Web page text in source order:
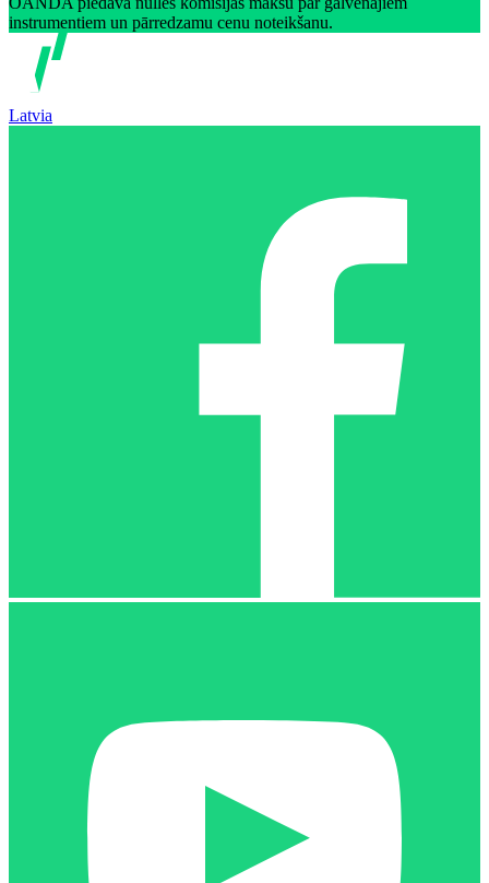
instrumentiem un pārredzamu cenu noteikšanu.
Latvia